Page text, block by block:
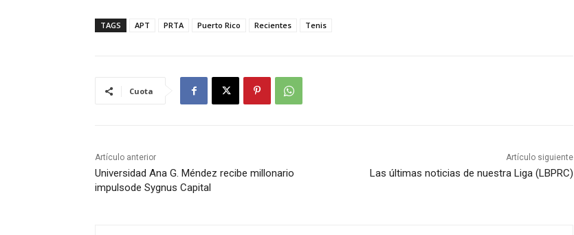
TAGS APT PRTA Puerto Rico Recientes Tenis
Cuota
Artículo anterior
Universidad Ana G. Méndez recibe millonario
impulsode Sygnus Capital
Artículo siguiente
Las últimas noticias de nuestra Liga (LBPRC)